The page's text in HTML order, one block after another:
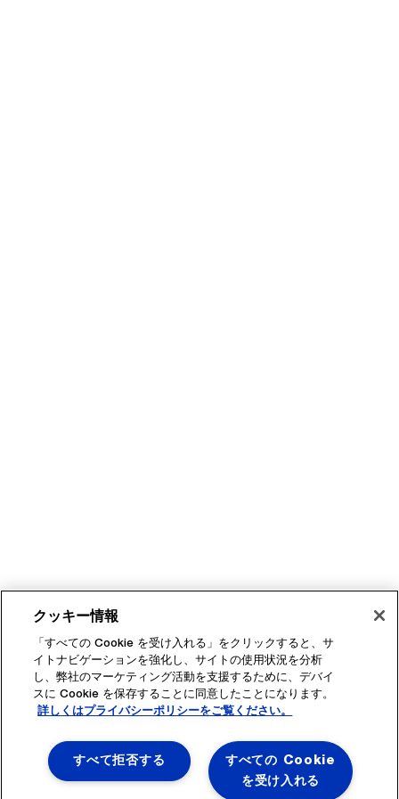
クッキー情報
「すべての Cookie を受け入れる」をクリックすると、サ
イトナビゲーションを強化し、サイトの使用状況を分析
し、弊社のマーケティング活動を支援するために、デバイ
スに Cookie を保存することに同意したことになります。
詳しくはプライバシーポリシーをご覧ください。
すべての Cookie
を受け入れる
すべて拒否する